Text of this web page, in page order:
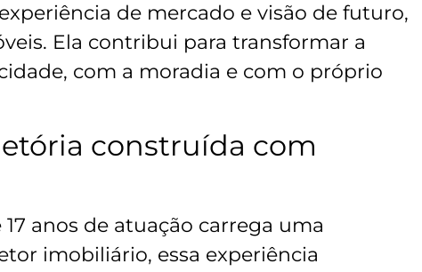
de mercado e visão de futuro,
Ela contribui para transformar a
com a moradia e com o próprio
construída com
anos de atuação carrega uma
imobiliário, essa experiência